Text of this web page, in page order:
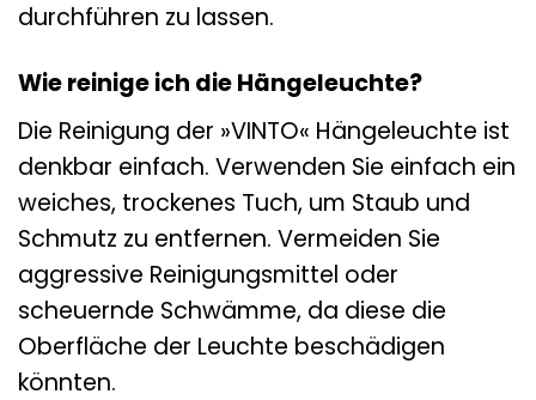
durchführen zu lassen.
Wie reinige ich die Hängeleuchte?
Die Reinigung der »VINTO« Hängeleuchte ist
denkbar einfach. Verwenden Sie einfach ein
weiches, trockenes Tuch, um Staub und
Schmutz zu entfernen. Vermeiden Sie
aggressive Reinigungsmittel oder
scheuernde Schwämme, da diese die
Oberfläche der Leuchte beschädigen
könnten.